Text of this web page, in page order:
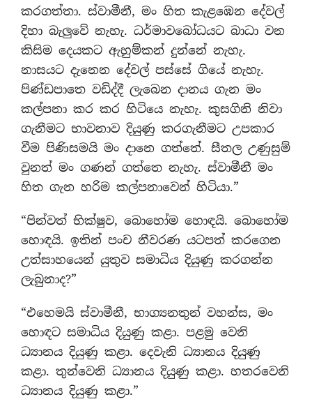
කරගත්තා. ස්වාමීනී, මං හිත කැළඹෙන දේවල්
දිහා බැලුවේ නැහැ. ධර්මාවබෝධයට බාධා වන
කිසිම දෙයකට ඇහුම්කන් දුන්නේ නැහැ.
නාසයට දැනෙන දේවල් පස්සේ ගියේ නැහැ.
පිණ්ඩපාතෙ වඩිද්දී ලැබෙන දානය ගැන මං
කල්පනා කර කර හිටියෙ නැහැ. කුසගිනි නිවා
ගැනීමට භාවනාව දියුණු කරගැනීමට උපකාර
වීම පිණිසමයි මං දානෙ ගත්තේ. සීතල උණුසුම්
වුනත් මං ගණන් ගත්තෙ නැහැ. ස්වාමීනී මං
හිත ගැන හරිම කල්පනාවෙන් හිටියා.”
“පින්වත් භික්ෂුව, බොහෝම හොඳයි. බොහෝම
හොඳයි. ඉතින් පංච නීවරණ යටපත් කරගෙන
උත්සාහයෙන් යුතුව සමාධිය දියුණු කරගන්න
ලැබුනාද?”
“එහෙමයි ස්වාමීනී, භාග්‍යනතුන් වහන්ස, මං
හොඳට සමාධිය දියුණු කළා. පළමු වෙනි
ධ්‍යානය දියුණු කළා. දෙවැනි ධ්‍යානය දියුණු
කළා. තුන්වෙනි ධ්‍යානය දියුණු කළා. හතරවෙනි
ධ්‍යානය දියුණු කළා.”